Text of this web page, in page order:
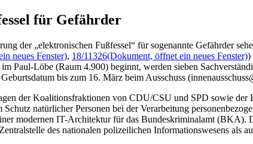
für Gefährder
der „elektronischen Fußfessel“ für sogenannte Gefährder
neues Fenster), 18/11326(Dokument, öffnet ein neues Fenster))
Paul-Löbe (Raum 4.900) beginnt, werden sieben
bis zum 16. März beim Ausschuss
der Koalitionsfraktionen von CDU/CSU und SPD sowie
natürlicher Personen bei der Verarbeitung
modernen IT-Architektur für das Bundeskriminalamt (BKA).
des nationalen polizeilichen Informationswesens als